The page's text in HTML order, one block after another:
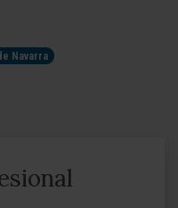
Navarra